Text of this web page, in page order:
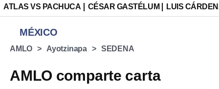
ATLAS VS PACHUCA CÉSAR GASTÉLUM LUIS
MÉXICO
AMLO Ayotzinapa SEDENA
AMLO comparte carta